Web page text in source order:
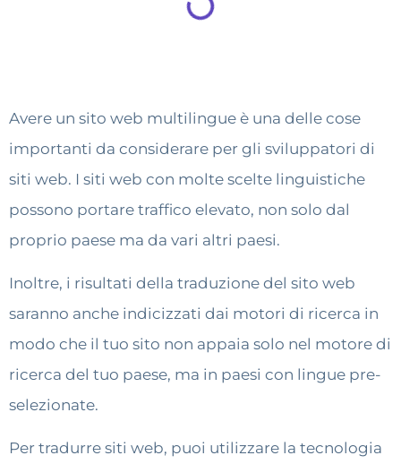
Avere un sito web multilingue è una delle cose
importanti da considerare per gli sviluppatori di
siti web. I siti web con molte scelte linguistiche
possono portare traffico elevato, non solo dal
proprio paese ma da vari altri paesi.
Inoltre, i risultati della traduzione del sito web
saranno anche indicizzati dai motori di ricerca in
modo che il tuo sito non appaia solo nel motore di
ricerca del tuo paese, ma in paesi con lingue pre-
selezionate.
Per tradurre siti web, puoi utilizzare la tecnologia